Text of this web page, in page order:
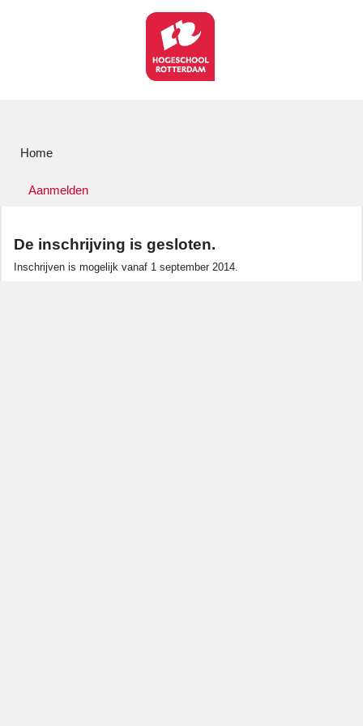
Home
Aanmelden
De inschrijving is gesloten.
Inschrijven is mogelijk vanaf 1 september 2014.